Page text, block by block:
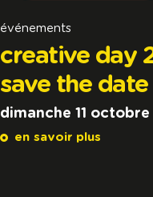
événements
creative day
save the date
dimanche 11
en savoir plus